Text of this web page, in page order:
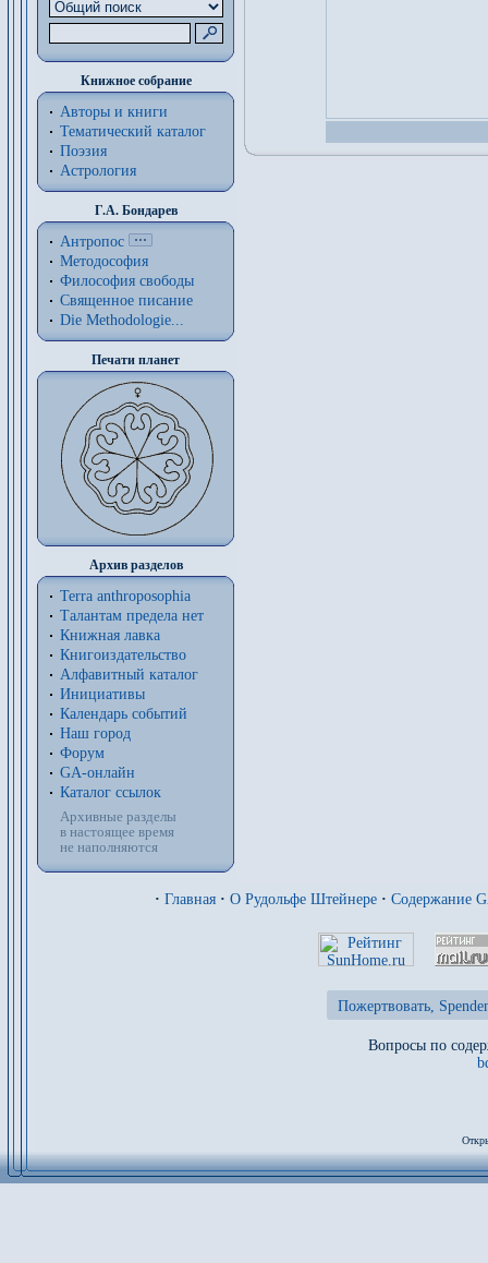
Книжное собрание
Авторы и книги
Тематический каталог
Поэзия
Астрология
Г.А. Бондарев
Антропос
Методософия
Философия cвободы
Священное писание
Die Methodologie...
Печати планет
Архив разделов
Terra anthroposophia
Талантам предела нет
Книжная лавка
Книгоиздательство
Алфавитный каталог
Инициативы
Календарь событий
Наш город
Форум
GA-онлайн
Каталог ссылок
Архивные разделы
в настоящее время
не наполняются
· Главная · О Рудольфе Штейнере · Содержание
Пожертвовать,
Вопросы по